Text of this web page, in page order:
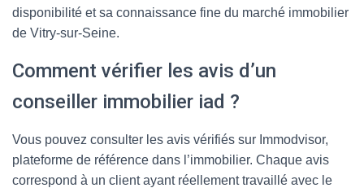
disponibilité et sa connaissance fine du marché immobilier
de Vitry-sur-Seine.
Comment vérifier les avis d’un
conseiller immobilier iad ?
Vous pouvez consulter les avis vérifiés sur Immodvisor,
plateforme de référence dans l’immobilier. Chaque avis
correspond à un client ayant réellement travaillé avec le